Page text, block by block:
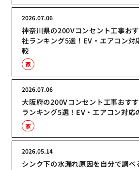
神奈川県の200Vコンセント工事お
社ランキング5選！EV・エアコン対
較
2026.07.06
家
大阪府の200Vコンセント工事おす
ランキング5選！EV・エアコン対応
2026.07.06
家
シンク下の水漏れ原因を自分で調べ
2026.05.14